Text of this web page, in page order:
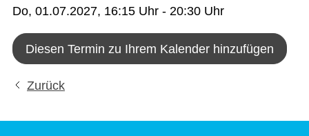
Do, 01.07.2027, 16:15 Uhr - 20:30 Uhr
Diesen Termin zu Ihrem Kalender hinzufügen
Zurück